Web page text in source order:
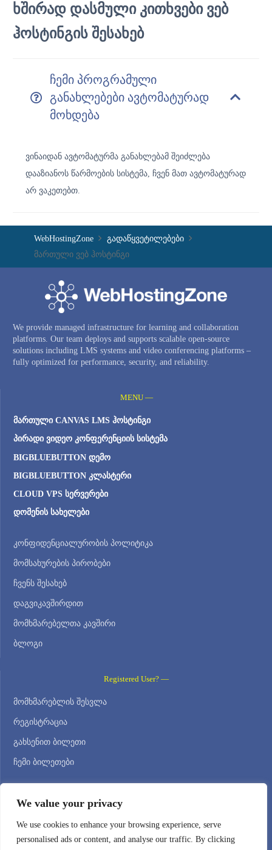
We value your privacy
We use cookies to enhance your browsing experience, serve
personalised ads or content, and analyse our traffic. By clicking
ხშირად დასმული კითხვები ვებ
ჰოსტინგის შესახებ
ჩემი პროგრამული
განახლებები ავტომატურად
მოხდება
ვინაიდან ავტომატურმა განახლებამ შეიძლება
დააზიანოს წარმოების სისტემა, ჩვენ მათ ავტომატურად
არ ვაკეთებთ.
WebHostingZone
გადაწყვეტილებები
მართული ვებ ჰოსტინგი
We provide managed infrastructure for learning and collaboration
platforms. Our team deploys and supports scalable open-source
solutions including LMS systems and video conferencing platforms –
fully optimized for performance, security, and reliability.
MENU —
ᲛᲐᲠᲗᲣᲚᲘ CANVAS LMS ᲰᲝᲡᲢᲘᲜᲒᲘ
ᲞᲘᲠᲐᲓᲘ ᲕᲘᲓᲔᲝ ᲙᲝᲜᲤᲔᲠᲔᲜᲪᲘᲘᲡ ᲡᲘᲡᲢᲔᲛᲐ
BIGBLUEBUTTON ᲓᲔᲛᲝ
BIGBLUEBUTTON ᲙᲚᲐᲡᲢᲔᲠᲘ
CLOUD VPS ᲡᲔᲠᲕᲔᲠᲔᲑᲘ
ᲓᲝᲛᲔᲜᲘᲡ ᲡᲐᲮᲔᲚᲔᲑᲘ
კონფიდენციალურობის პოლიტიკა
მომსახურების პირობები
ჩვენს შესახებ
დაგვიკავშირდით
მომხმარებელთა კავშირი
ბლოგი
Registered User? —
მომხმარებლის შესვლა
რეგისტრაცია
გახსენით ბილეთი
ჩემი ბილეთები
Email: support@webhostingzone.org